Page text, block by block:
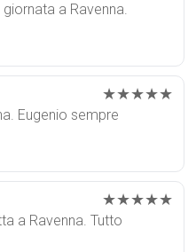
a Ravenna.
★★★★★
Eugenio sempre
★★★★★
a Ravenna. Tutto